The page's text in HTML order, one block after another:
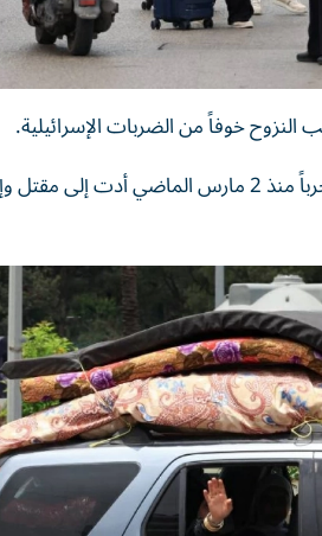
خوفاً من الضربات الإسرائيلية.
وتزيد هذه المشاهد من تعقيد الوضع في لبنان، الذي يشهد